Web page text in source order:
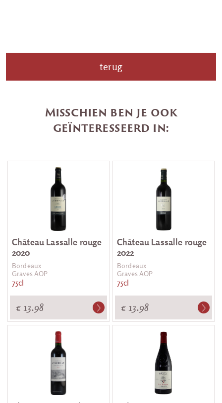
terug
Misschien ben je ook
geïnteresseerd in:
Château Lassalle rouge
2020
Bordeaux
Graves AOP
75cl
€ 13.98
Château Lassalle rouge
2022
Bordeaux
Graves AOP
75cl
€ 13.98